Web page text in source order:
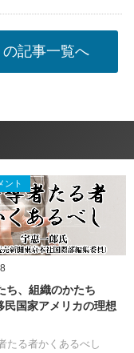
の記事一覧へ
ント
ち、組織のかたち
国家アメリカの理想
たる者かくあるべし